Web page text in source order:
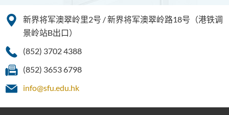
新界将军澳翠岭里2号 / 新界将军澳翠岭路18号（港铁调
景岭站B出口）
(852) 3702 4388
(852) 3653 6798
info@sfu.edu.hk